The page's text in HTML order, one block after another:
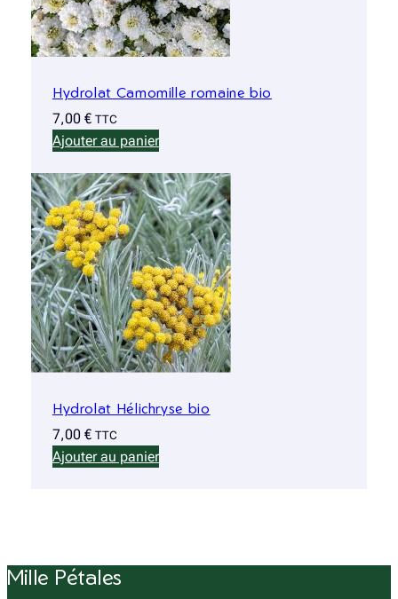
Hydrolat Camomille romaine bio
7,00 € TTC
Ajouter au panier
Hydrolat Hélichryse bio
7,00 € TTC
Ajouter au panier
Mille Pétales